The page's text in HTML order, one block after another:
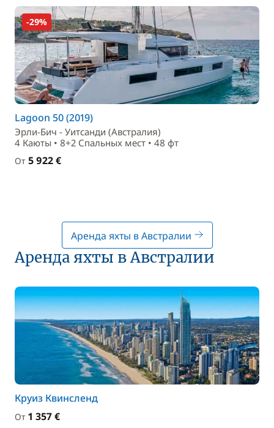
-29%
Lagoon 50 (2019)
Эрли-Бич - Уитсанди (Австралия)
4 Каюты • 8+2 Спальныx мест • 48 фт
От 5 922 €
Аренда яхты в Австралии
Аренда яхты в Австралии
Круиз Квинсленд
От 1 357 €